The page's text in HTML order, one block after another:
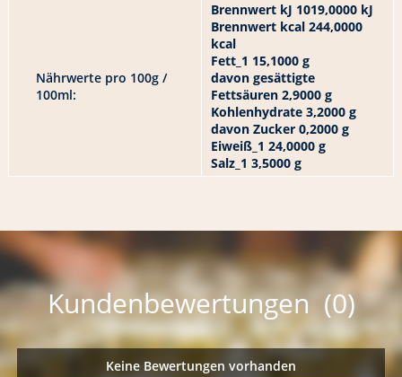
Nährwerte pro 100g /
100ml:
Brennwert kJ 1019,0000 kJ
Brennwert kcal 244,0000
kcal
Fett_1 15,1000 g
davon gesättigte
Fettsäuren 2,9000 g
Kohlenhydrate 3,2000 g
davon Zucker 0,2000 g
Eiweiß_1 24,0000 g
Salz_1 3,5000 g
Kundenbewertungen (0)
Keine Bewertungen vorhanden